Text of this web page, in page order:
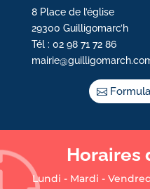
8 Place de l’église
29300 Guilligomarc’h
Tél : 02 98 71 72 86
Horaires
Lundi - Mardi -